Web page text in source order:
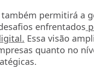
permitirá a
enfrentados
Essa visão
quanto no